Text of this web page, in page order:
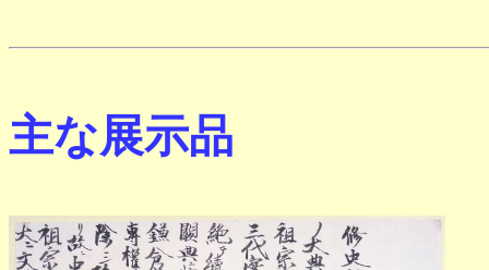
主な展示品